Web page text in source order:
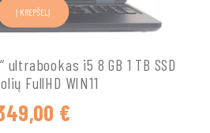
ultrabookas i5 8 GB 1 TB SSD
FullHD WIN11
€
Į KREPŠELĮ